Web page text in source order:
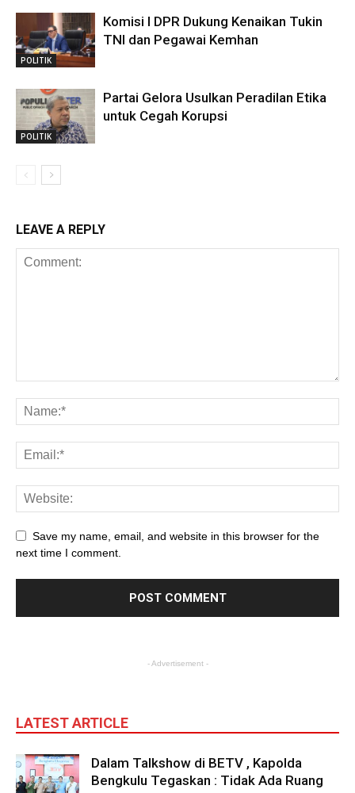
POLITIK
Komisi I DPR Dukung Kenaikan Tukin
TNI dan Pegawai Kemhan
POLITIK
Partai Gelora Usulkan Peradilan Etika
untuk Cegah Korupsi
LEAVE A REPLY
Save my name, email, and website in this browser for the
next time I comment.
- Advertisement -
LATEST ARTICLE
Dalam Talkshow di BETV , Kapolda
Bengkulu Tegaskan : Tidak Ada Ruang